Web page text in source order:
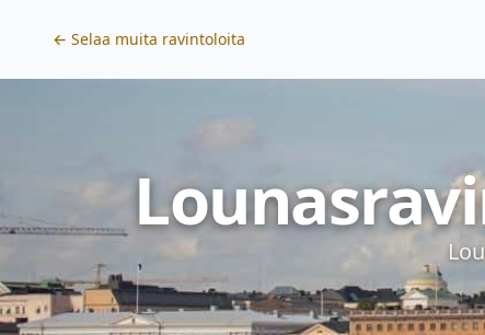
← Selaa muita ravintoloita